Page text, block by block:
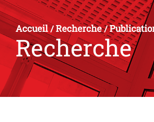
Accueil/Recherche/
Recherche